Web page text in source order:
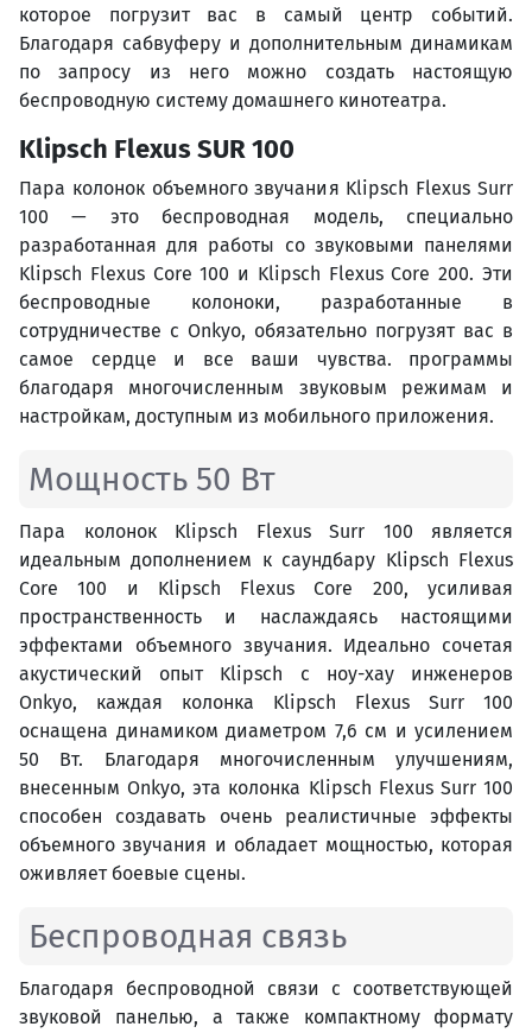
которое погрузит вас в самый центр событий.
Благодаря сабвуферу и дополнительным динамикам
по запросу из него можно создать настоящую
беспроводную систему домашнего кинотеатра.
Klipsch Flexus SUR 100
Пара колонок объемного звучания Klipsch Flexus Surr
100 — это беспроводная модель, специально
разработанная для работы со звуковыми панелями
Klipsch Flexus Core 100 и Klipsch Flexus Core 200. Эти
беспроводные колоноки, разработанные в
сотрудничестве с Onkyo, обязательно погрузят вас в
самое сердце и все ваши чувства. программы
благодаря многочисленным звуковым режимам и
настройкам, доступным из мобильного приложения.
Мощность 50 Вт
Пара колонок Klipsch Flexus Surr 100 является
идеальным дополнением к саундбару Klipsch Flexus
Core 100 и Klipsch Flexus Core 200, усиливая
пространственность и наслаждаясь настоящими
эффектами объемного звучания. Идеально сочетая
акустический опыт Klipsch с ноу-хау инженеров
Onkyo, каждая колонка Klipsch Flexus Surr 100
оснащена динамиком диаметром 7,6 см и усилением
50 Вт. Благодаря многочисленным улучшениям,
внесенным Onkyo, эта колонка Klipsch Flexus Surr 100
способен создавать очень реалистичные эффекты
объемного звучания и обладает мощностью, которая
оживляет боевые сцены.
Беспроводная связь
Благодаря беспроводной связи с соответствующей
звуковой панелью, а также компактному формату